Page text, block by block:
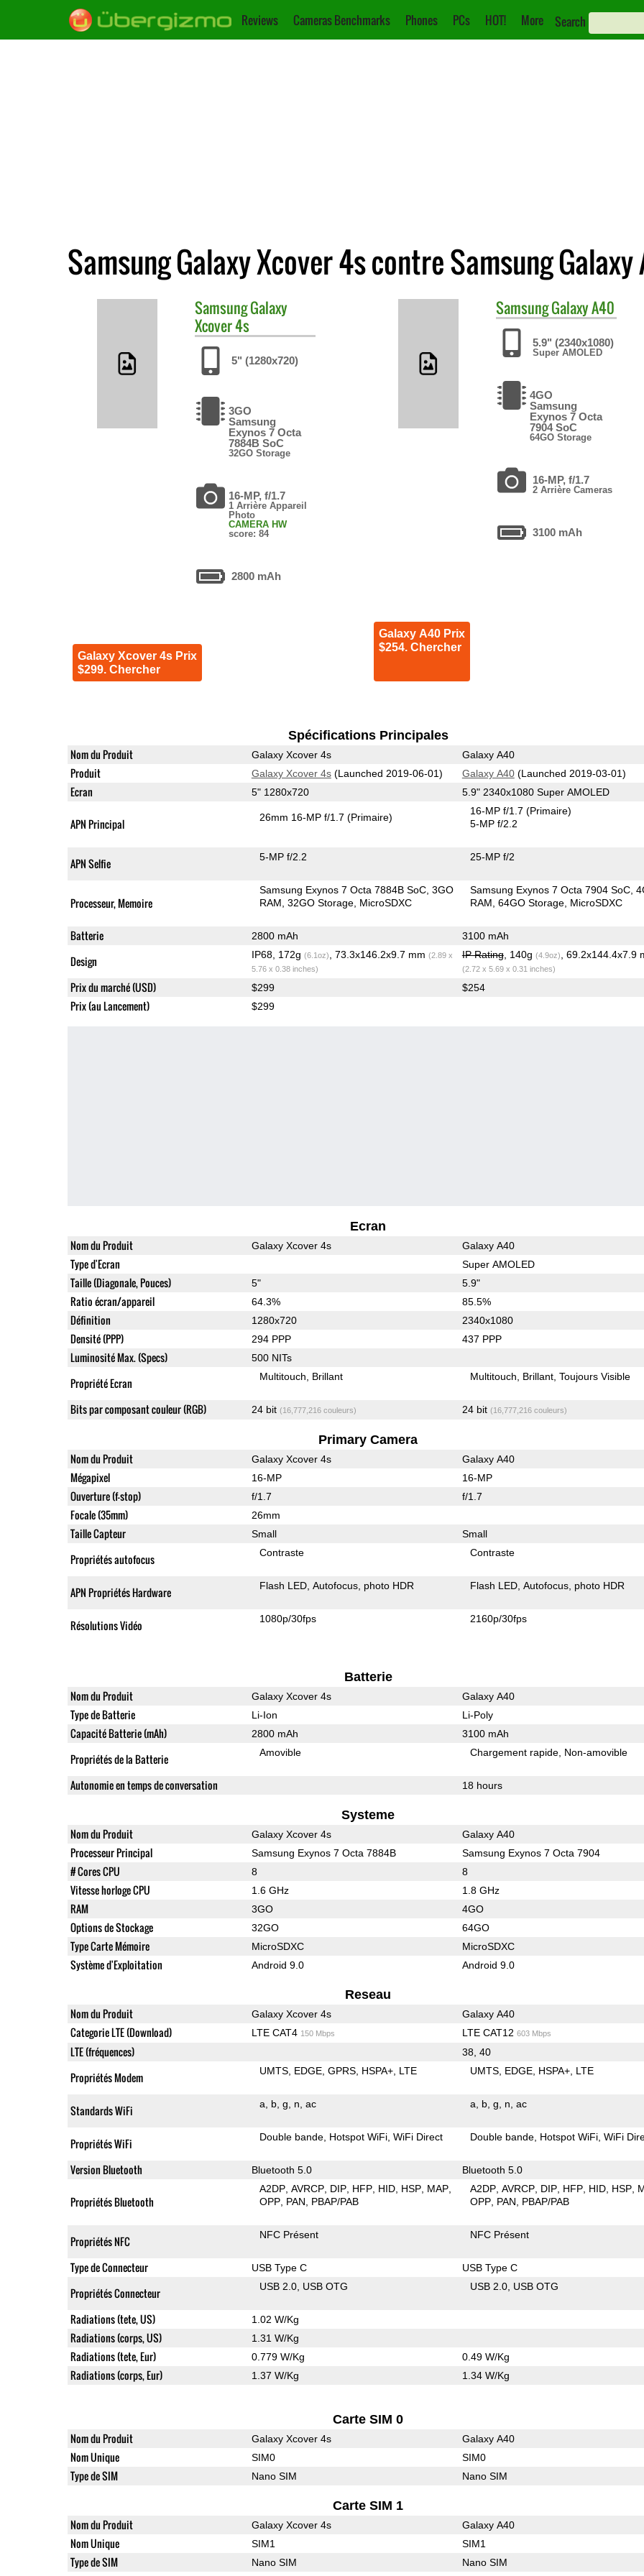
Reviews Cameras Benchmarks Phones PCs HOT! More Search
Samsung Galaxy Xcover 4s contre Samsung Galaxy
SamsungGalaxy
Xcover 4s
5" (1280x720)
3GO
Samsung
Exynos 7 Octa
7884B SoC
32GO Storage
16-MP, f/1.7
1 Arrière Appareil
Photo
CAMERA HW
score: 84
2800 mAh
Galaxy Xcover 4s Prix
$299. Chercher
SamsungGalaxy A40
5.9" (2340x1080)
Super AMOLED
4GO
Samsung
Exynos 7 Octa
7904 SoC
64GO Storage
16-MP, f/1.7
2 Arrière Cameras
3100 mAh
Galaxy A40 Prix
$254. Chercher
Spécifications Principales
Nom du Produit Galaxy Xcover 4s Galaxy A40
Produit Galaxy Xcover 4s(Launched 2019-06-01) Galaxy A40(Launched 2019-03-01)
Ecran 5" 1280x720 5.9" 2340x1080 Super AMOLED
APN Principal 26mm 16-MP f/1.7(Primaire)
16-MP f/1.7(Primaire)
5-MP f/2.2
APN Selfie 5-MP f/2.2 25-MP f/2
Processeur, Memoire
Samsung Exynos 7 Octa 7884B SoC 3GO
RAM 32GO Storage MicroSDXC
Samsung Exynos 7 Octa 7904 SoC
RAM 64GO Storage MicroSDXC
Batterie 2800 mAh 3100 mAh
Design IP68, 172g (6.1oz) , 73.3x146.2x9.7 mm (2.89 x
5.76 x 0.38 inches)
IP Rating, 140g (4.9oz) , 69.2x144.4x7.9
(2.72 x 5.69 x 0.31 inches)
Prix du marché (USD) $299 $254
Prix (au Lancement) $299
Ecran
Nom du Produit Galaxy Xcover 4s Galaxy A40
Type d'Ecran Super AMOLED
Taille (Diagonale, Pouces) 5" 5.9"
Ratio écran/appareil 64.3% 85.5%
Définition 1280x720 2340x1080
Densité (PPP) 294 PPP 437 PPP
Luminosité Max. (Specs) 500 NITs
Propriété Ecran Multitouch Brillant Multitouch Brillant Toujours Visible
Bits par composant couleur (RGB) 24 bit (16,777,216 couleurs) 24 bit (16,777,216 couleurs)
Primary Camera
Nom du Produit Galaxy Xcover 4s Galaxy A40
Mégapixel 16-MP 16-MP
Ouverture (f-stop) f/1.7 f/1.7
Focale (35mm) 26mm
Taille Capteur Small Small
Propriétés autofocus Contraste Contraste
APN Propriétés Hardware Flash LED Autofocus photo HDR Flash LED Autofocus photo HDR
Résolutions Vidéo 1080p/30fps 2160p/30fps
Batterie
Nom du Produit Galaxy Xcover 4s Galaxy A40
Type de Batterie Li-Ion Li-Poly
Capacité Batterie (mAh) 2800 mAh 3100 mAh
Propriétés de la Batterie Amovible Chargement rapide Non-amovible
Autonomie en temps de conversation 18 hours
Systeme
Nom du Produit Galaxy Xcover 4s Galaxy A40
Processeur Principal Samsung Exynos 7 Octa 7884B Samsung Exynos 7 Octa 7904
# Cores CPU 8 8
Vitesse horloge CPU 1.6 GHz 1.8 GHz
RAM 3GO 4GO
Options de Stockage 32GO 64GO
Type Carte Mémoire MicroSDXC MicroSDXC
Système d'Exploitation Android 9.0 Android 9.0
Reseau
Nom du Produit Galaxy Xcover 4s Galaxy A40
Categorie LTE (Download) LTE CAT4 150 Mbps LTE CAT12 603 Mbps
LTE (fréquences) 38, 40
Propriétés Modem UMTS EDGE GPRS HSPA+ LTE UMTS EDGE HSPA+ LTE
Standards WiFi a b g n ac a b g n ac
Propriétés WiFi Double bande Hotspot WiFi WiFi Direct Double bande Hotspot WiFi WiFi
Version Bluetooth Bluetooth 5.0 Bluetooth 5.0
Propriétés Bluetooth
A2DP AVRCP DIP HFP HID HSP MAP
OPP PAN PBAP/PAB
A2DP AVRCP DIP HFP HID HSP
OPP PAN PBAP/PAB
Propriétés NFC NFC Présent NFC Présent
Type de Connecteur USB Type C USB Type C
Propriétés Connecteur USB 2.0 USB OTG USB 2.0 USB OTG
Radiations (tete, US) 1.02 W/Kg
Radiations (corps, US) 1.31 W/Kg
Radiations (tete, Eur) 0.779 W/Kg 0.49 W/Kg
Radiations (corps, Eur) 1.37 W/Kg 1.34 W/Kg
Carte SIM 0
Nom du Produit Galaxy Xcover 4s Galaxy A40
Nom Unique SIM0 SIM0
Type de SIM Nano SIM Nano SIM
Carte SIM 1
Nom du Produit Galaxy Xcover 4s Galaxy A40
Nom Unique SIM1 SIM1
Type de SIM Nano SIM Nano SIM